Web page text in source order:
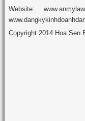
Website:
Copyright 2014 Hoa Sen